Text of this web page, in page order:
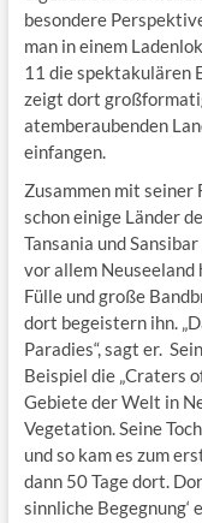
besondere
man in einem
11 die spektakulären
zeigt dort
atemberaubenden
einfangen.
Zusammen mit seiner
schon einige Länder
Tansania und
vor allem Neuseeland
Fülle und große
dort begeistern ihn.
Paradies“, sagt er.
Beispiel die „Craters
Gebiete der Welt in
Vegetation. Seine
und so kam es zum
dann 50 Tage dort.
sinnliche Begegnung‘